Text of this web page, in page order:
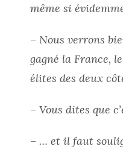
même si
– Nous verrons
gagné la France,
élites des deux
– Vous dites que
– … et il faut